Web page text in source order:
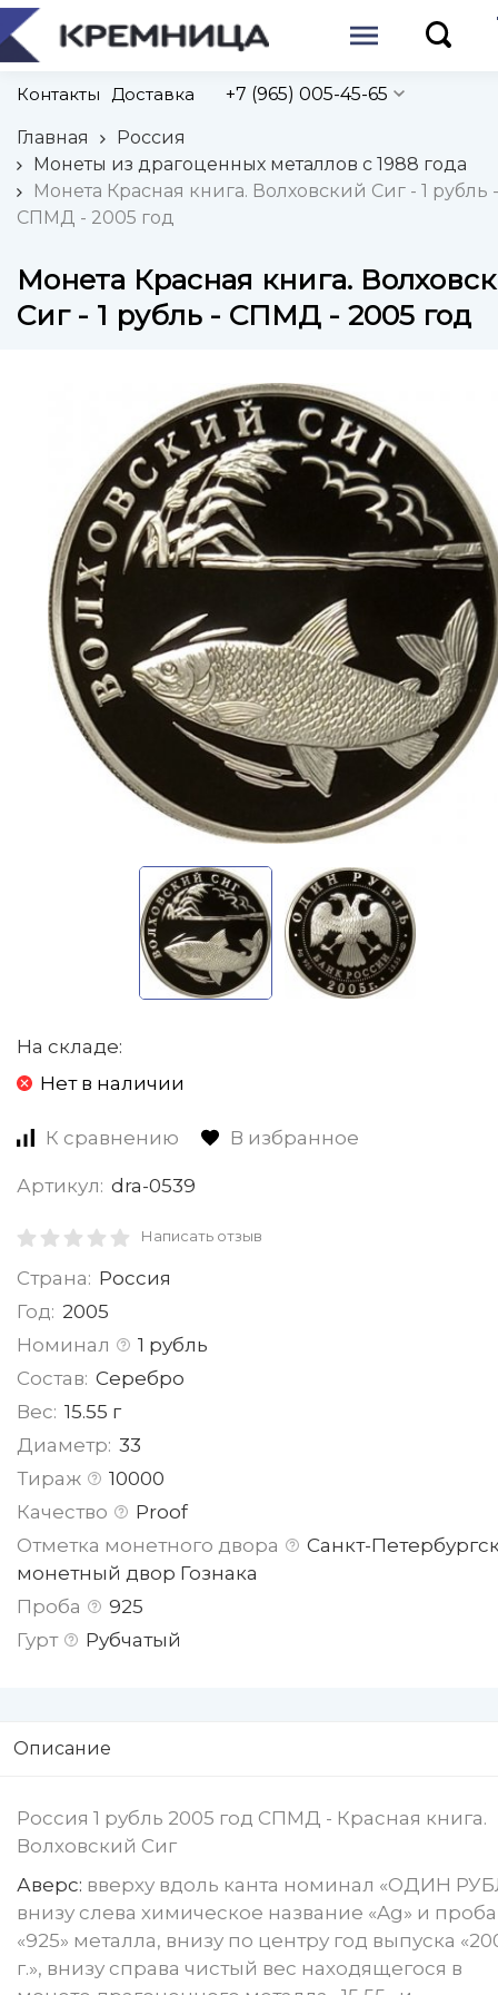
Контакты Доставка +7 (965) 005-45-65
Главная
Россия
Монеты из драгоценных металлов с 1988 года
Монета Красная книга. Волховский Сиг - 1 рубль -
СПМД - 2005 год
Монета Красная книга.
Сиг - 1 рубль - СПМД - 2005 год
На складе:
Нет в наличии
К сравнению В избранное
Артикул: dra-0539
Написать отзыв
Страна: Россия
Год: 2005
Номинал
1 рубль
Состав: Серебро
Вес: 15.55 г
Диаметр: 33
Тираж
10000
Качество
Proof
Отметка монетного двора
Санкт-
монетный двор Гознака
Проба
925
Гурт
Рубчатый
Описание
Россия 1 рубль 2005 год СПМД - Красная книга.
Волховский Сиг
Аверс: вверху вдоль канта номинал «ОДИН
внизу слева химическое название «Ag» и проба
«925» металла, внизу по центру год выпуска
г.», внизу справа чистый вес находящегося в